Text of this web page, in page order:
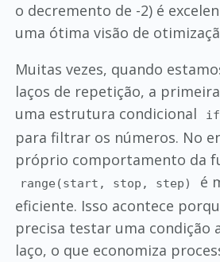
o decremento de -2) é
uma ótima visão de
Muitas vezes, quando
laços de repetição, a
uma estrutura condicional
if
para filtrar os números. No
próprio comportamento da
range(start, stop, step)
é
eficiente. Isso acontece
precisa testar uma condição
laço, o que economiza